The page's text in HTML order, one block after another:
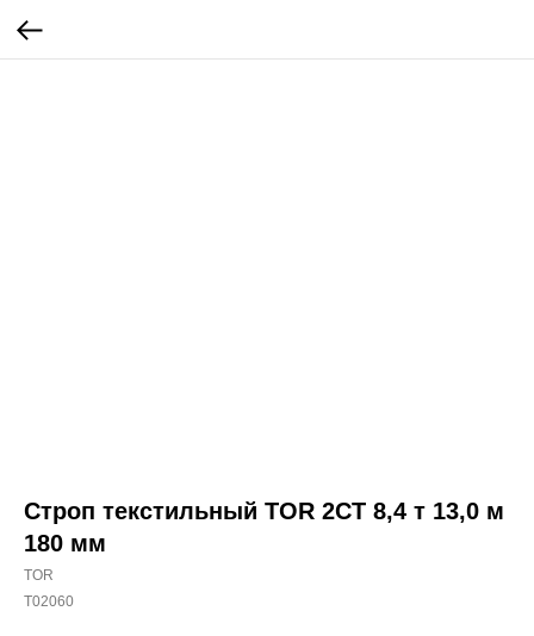
Строп текстильный TOR 2СТ 8,4 т 13,0 м
180 мм
TOR
T02060